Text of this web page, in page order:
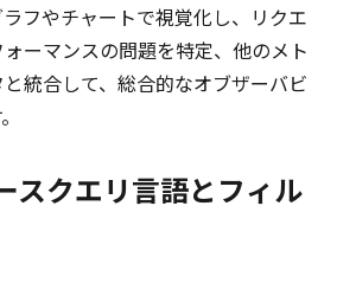
フやチャートで視覚化し、リクエ
ーマンスの問題を特定、他のメト
統合して、総合的なオブザーバビ
スクエリ言語とフィル